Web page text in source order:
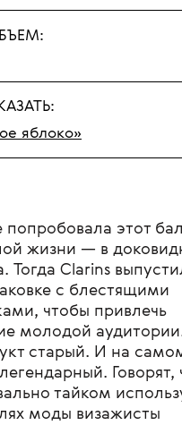
яблоко»
попробовала этот
жизни — в
Тогда Clarins
с блестящими
чтобы привлечь
молодой
старый. И на
Говорят,
тайком
моды визажисты